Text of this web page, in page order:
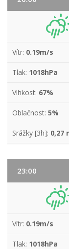
Vítr: 0.19m/s
Tlak: 1018hPa
Vlhkost: 67%
Oblačnost: 5%
Srážky [3h]: 0,27
23:00
Vítr: 0.19m/s
Tlak: 1018hPa